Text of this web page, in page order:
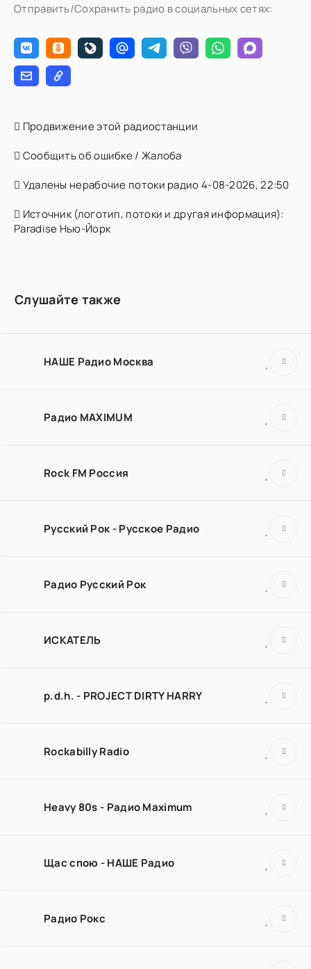
Отправить/Сохранить радио в социальных сетях:
Продвижение этой радиостанции
Сообщить об ошибке / Жалоба
Удалены нерабочие потоки радио 4-08-2026, 22:50
Источник (логотип, потоки и другая информация):
Paradise Нью-Йорк
Слушайте также
НАШЕ Радио Москва
Радио MAXIMUM
Rock FM Россия
Русский Рок - Русское Радио
Радио Русский Рок
ИСКАТЕЛЬ
p.d.h. - PROJECT DIRTY HARRY
Rockabilly Radio
Heavy 80s - Радио Maximum
Щас спою - НАШЕ Радио
Радио Рокс